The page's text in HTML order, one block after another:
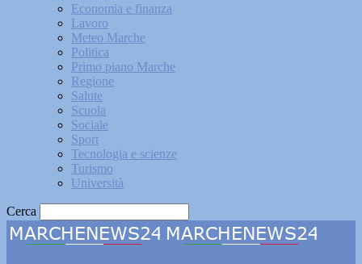
Economia e finanza
Lavoro
Meteo Marche
Politica
Primo piano Marche
Regione
Salute
Scuola
Sociale
Sport
Tecnologia e scienze
Turismo
Università
Cerca